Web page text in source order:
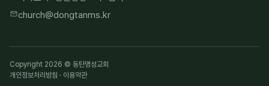
church@dongtanms.kr
Copyright 2026 © 동탄명성교회
개인정보처리방침 · 이용약관